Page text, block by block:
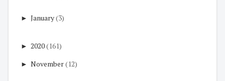
► January(3)
► 2020(161)
► November(12)